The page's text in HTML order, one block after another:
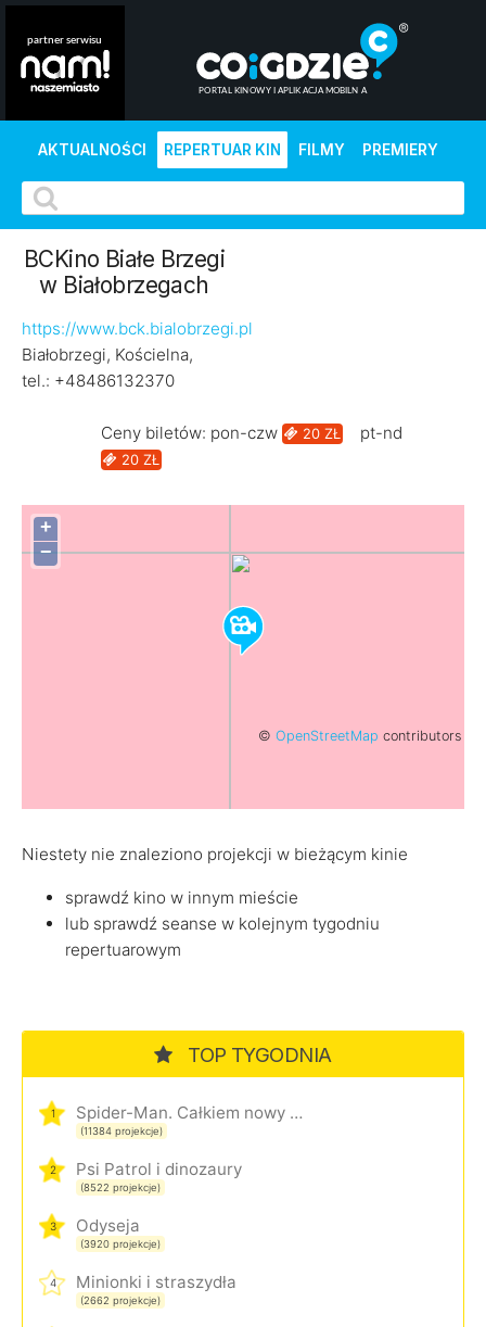
AKTUALNOŚCI REPERTUAR KIN FILMY PREMIERY
BCKino Białe Brzegi
w Białobrzegach
https://www.bck.bialobrzegi.pl
Białobrzegi, Kościelna,
tel.: +48486132370
Ceny biletów: pon-czw 20 ZŁ pt-nd
20 ZŁ
+
−
© OpenStreetMap contributors
Niestety nie znaleziono projekcji w bieżącym kinie
sprawdź kino w innym mieście
lub sprawdź seanse w kolejnym tygodniu
repertuarowym
TOP TYGODNIA
1 Spider-Man. Całkiem nowy dzień
(11384 projekcje)
2 Psi Patrol i dinozaury
(8522 projekcje)
3 Odyseja
(3920 projekcje)
4 Minionki i straszydła
(2662 projekcje)